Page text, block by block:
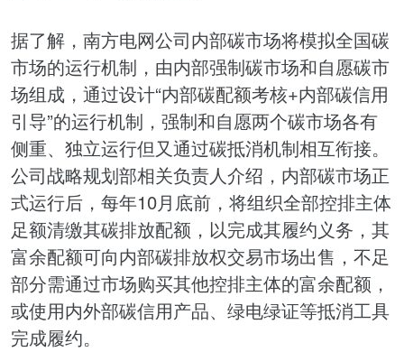
据了解，南方电网公司内部碳市场将模拟全国碳
市场的运行机制，由内部强制碳市场和自愿碳市
场组成，通过设计“内部碳配额考核+内部碳信用
引导”的运行机制，强制和自愿两个碳市场各有
侧重、独立运行但又通过碳抵消机制相互衔接。
公司战略规划部相关负责人介绍，内部碳市场正
式运行后，每年10月底前，将组织全部控排主体
足额清缴其碳排放配额，以完成其履约义务，其
富余配额可向内部碳排放权交易市场出售，不足
部分需通过市场购买其他控排主体的富余配额，
或使用内外部碳信用产品、绿电绿证等抵消工具
完成履约。